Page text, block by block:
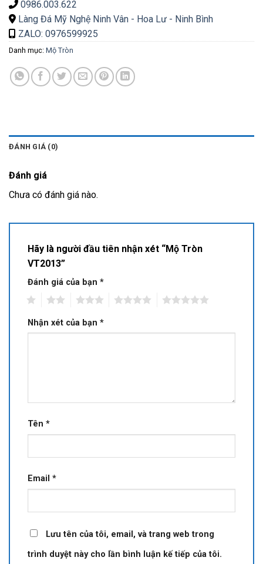
0986.003.622
Làng Đá Mỹ Nghệ Ninh Vân - Hoa Lư - Ninh Bình
ZALO: 0976599925
Danh mục: Mộ Tròn
ĐÁNH GIÁ (0)
Đánh giá
Chưa có đánh giá nào.
Hãy là người đầu tiên nhận xét “Mộ Tròn
VT2013”
Đánh giá của bạn *
Nhận xét của bạn *
Tên *
Email *
Lưu tên của tôi, email, và trang web trong
trình duyệt này cho lần bình luận kế tiếp của tôi.